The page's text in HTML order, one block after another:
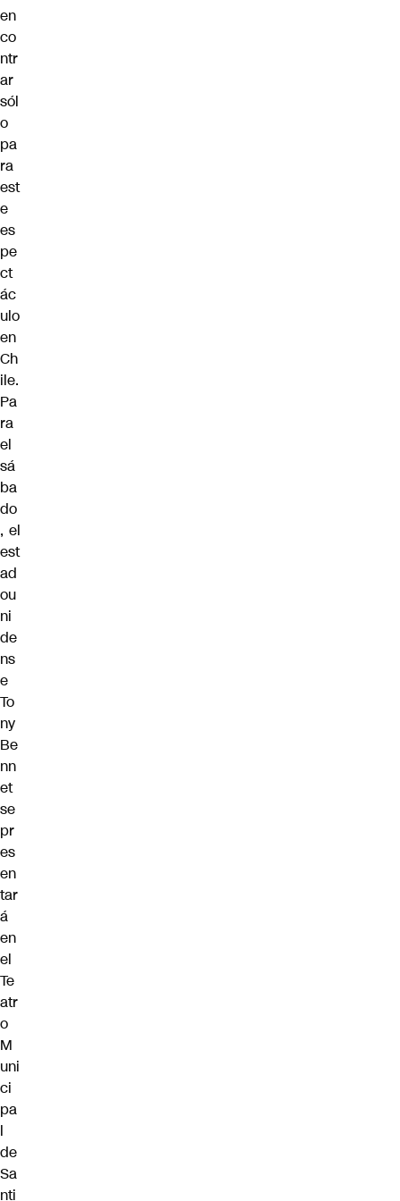
en
co
ntr
ar
sól
o
pa
ra
est
e
es
pe
ct
ác
ulo
en
Ch
ile.
Pa
ra
el
sá
ba
do
, el
est
ad
ou
ni
de
ns
e
To
ny
Be
nn
et
se
pr
es
en
tar
á
en
el
Te
atr
o
M
uni
ci
pa
l
de
Sa
nti